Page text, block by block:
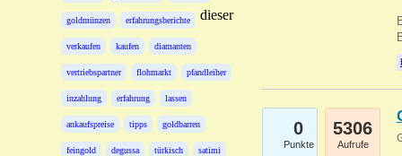
goldmünzen erfahrungsberichte
verkaufen kaufen diamanten
vertriebspartner flohmarkt pfandleiher
inzahlung erfahrung lassen
ankaufspreise tipps goldbarren
feingold degussa türkisch satimi
dieser
0
Punkte
5306
Aufrufe